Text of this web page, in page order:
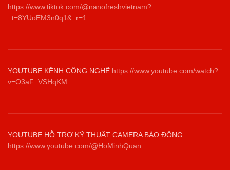
https://www.tiktok.com/@nanofreshvietnam?
_t=8YUoEM3n0q1&_r=1
YOUTUBE KÊNH CÔNG NGHỆ https://www.youtube.com/watch?
v=O3aF_VSHqKM
YOUTUBE HỖ TRỢ KỸ THUẬT CAMERA BÁO ĐỘNG
https://www.youtube.com/@HoMinhQuan